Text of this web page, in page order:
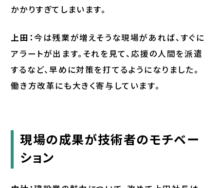
かかりすぎてしまいます。
上田：今は残業が増えそうな現場があれば、すぐに
アラートが出ます。それを見て、応援の人間を派遣
するなど、早めに対策を打てるようになりました。
働き方改革にも大きく寄与しています。
現場の成果が技術者のモチベー
ション